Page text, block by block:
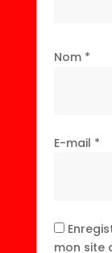
Nom *
E-mail *
mon site